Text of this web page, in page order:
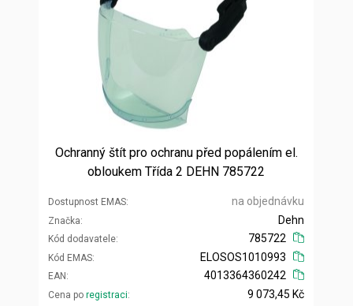
Ochranný štít pro ochranu před popálením el.
obloukem Třída 2 DEHN 785722
Dostupnost EMAS na objednávku
Značka
Kód dodavatele
Dehn
785722
Kód EMAS
EAN
ELOSOS1010993
4013364360242
Cena po registraci
9 073,45 Kč